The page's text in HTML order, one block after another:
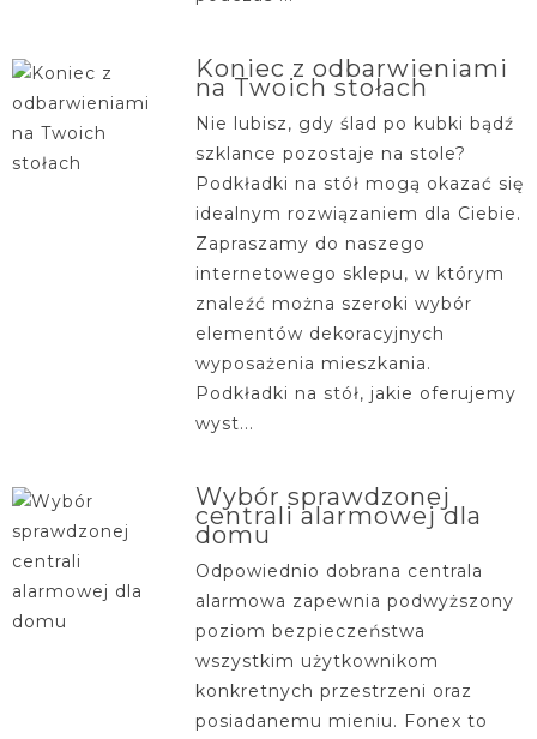
Koniec z odbarwieniami
na Twoich stołach
Nie lubisz, gdy ślad po kubki bądź
szklance pozostaje na stole?
Podkładki na stół mogą okazać się
idealnym rozwiązaniem dla Ciebie.
Zapraszamy do naszego
internetowego sklepu, w którym
znaleźć można szeroki wybór
elementów dekoracyjnych
wyposażenia mieszkania.
Podkładki na stół, jakie oferujemy
wyst...
Wybór sprawdzonej
centrali alarmowej dla
domu
Odpowiednio dobrana centrala
alarmowa zapewnia podwyższony
poziom bezpieczeństwa
wszystkim użytkownikom
konkretnych przestrzeni oraz
posiadanemu mieniu. Fonex to